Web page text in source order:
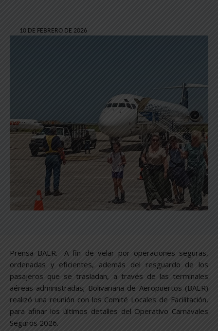
10 DE FEBRERO DE 2026
Prensa BAER.- A fin de velar por operaciones seguras,
ordenadas y eficientes, además del resguardo de los
pasajeros que se trasladan, a través de las terminales
aéreas administradas; Bolivariana de Aeropuertos (BAER)
realizó una reunión con los Comité Locales de Facilitación,
para afinar los últimos detalles del Operativo Carnavales
Seguros 2026.